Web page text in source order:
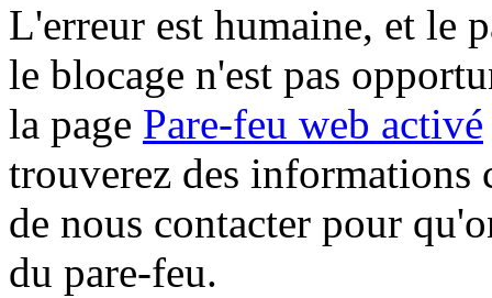
L'erreur est humaine, et le
le blocage n'est pas
la page Pare-feu web activé
trouverez des informations
de nous contacter pour
du pare-feu.